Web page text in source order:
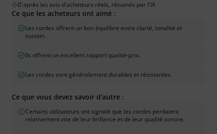
D'après les avis d'acheteurs réels, résumés par l'IA
Ce que les acheteurs ont aimé :
Les cordes offrent un bon équilibre entre clarté, tonalité et
sustain.
Ils offrent un excellent rapport qualité-prix.
Les cordes sont généralement durables et résistantes.
Ce que vous devez savoir d'autre :
Certains utilisateurs ont signalé que les cordes perdaient
relativement vite de leur brillance et de leur qualité sonore.